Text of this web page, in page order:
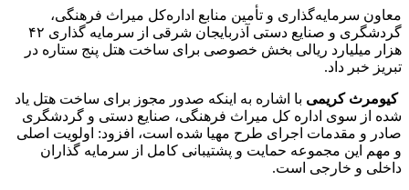
معاون سرمایه‌گذاری و تأمین منابع اداره‌کل میراث‌ فرهنگی،
گردشگری و صنایع‌ دستی آذربایجان‌ شرقی از سرمایه گذاری ۴۲
هزار میلیارد ریالی بخش خصوصی برای ساخت هتل پنج ستاره در
تبریز خبر داد.
کیومرث کریمی با اشاره به اینکه صدور مجوز برای ساخت هتل یاد
شده از سوی اداره کل میراث فرهنگی، صنایع دستی و گردشگری
صادر و مقدمات اجرای طرح مهیا شده است، افزود: اولویت اصلی
و مهم این مجموعه حمایت و پشتیبانی کامل از سرمایه گذاران
داخلی و خارجی است.